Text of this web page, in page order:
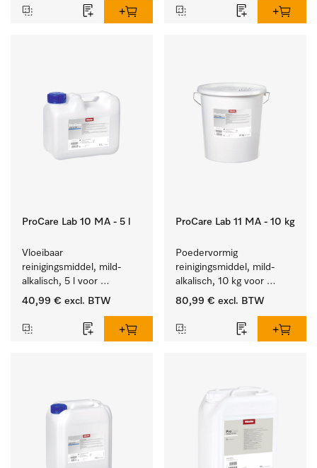
laboratoriumglasw. en -
gerei.
ProCare Lab 10 MA - 5 l
Vloeibaar
reinigingsmiddel, mild-
alkalisch, 5 l voor
materiaalbesparende,
laboratoriumglasw. en -
40,99 € excl. BTW
ProCare Lab 11 MA - 10 kg
Poedervormig
reinigingsmiddel, mild-
alkalisch, 10 kg voor
materiaalbesparende,
laboratoriumglasw. en -
80,99 € excl. BTW